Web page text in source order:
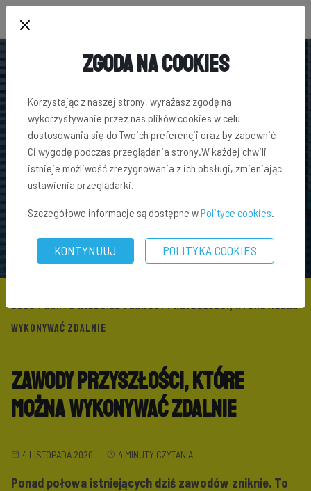
BLOG\WARTO WIEDZIEĆ\ ZAWODY PRZYSZŁOŚCI, KTÓRE MOŻNA
WYKONYWAĆ ZDALNIE
Zawody przyszłości, które
można wykonywać zdalnie
4 LISTOPADA 2020 4 MINUTY CZYTANIA
Ponad połowa istniejących dziś zawodów zniknie. To
Zgoda na Cookies
Korzystając z naszej strony, wyrażasz zgodę na
wykorzystywanie przez nas plików cookies w celu
dostosowania się do Twoich preferencji oraz by zapewnić
Ci wygodę podczas przeglądania strony.W każdej chwili
istnieje możliwość zrezygnowania z ich obsługi, zmieniając
ustawienia przeglądarki.
Szczegółowe informacje są dostępne wPolityce cookies.
KONTYNUUJ POLITYKA COOKIES